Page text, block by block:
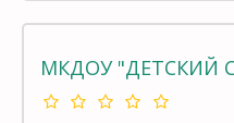
МКДОУ "ДЕТСКИЙ